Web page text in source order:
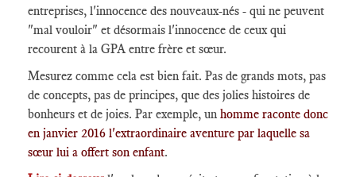
entreprises, l'innocence des nouveaux-nés - qui ne peuvent
"mal vouloir" et désormais l'innocence de ceux qui
recourent à la GPA entre frère et sœur.
Mesurez comme cela est bien fait. Pas de grands mots, pas
de concepts, pas de principes, que des jolies histoires de
bonheurs et de joies. Par exemple, un homme raconte donc
en janvier 2016 l'extraordinaire aventure par laquelle sa
sœur lui a offert son enfant.